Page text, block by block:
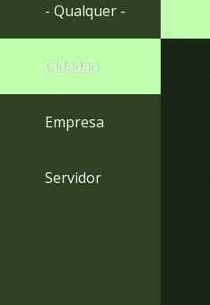
rodapé
- Qualquer -
Cidadão
Empresa
Servidor